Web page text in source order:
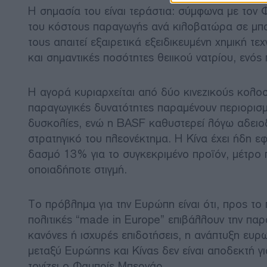
Η σημασία του είναι τεράστια: σύμφωνα με
του κόστους παραγωγής ανά κιλοβατώρα σε
τους απαιτεί εξαιρετικά εξειδικευμένη χημική
και σημαντικές ποσότητες θειικού νατρίου,
Η αγορά κυριαρχείται από δύο κινεζικούς
παραγωγικές δυνατότητες παραμένουν
δυσκολίες, ενώ η BASF καθυστερεί λόγω
στρατηγικό του πλεονέκτημα. Η Κίνα έχει ήδη
δασμό 13% για το συγκεκριμένο προϊόν,
οποιαδήποτε στιγμή.
Το πρόβλημα για την Ευρώπη είναι ότι, προς
πολιτικές “made in Europe” επιβάλλουν την
κανόνες ή ισχυρές επιδοτήσεις, η ανάπτυξη
μεταξύ Ευρώπης και Κίνας δεν είναι αποδεκτή